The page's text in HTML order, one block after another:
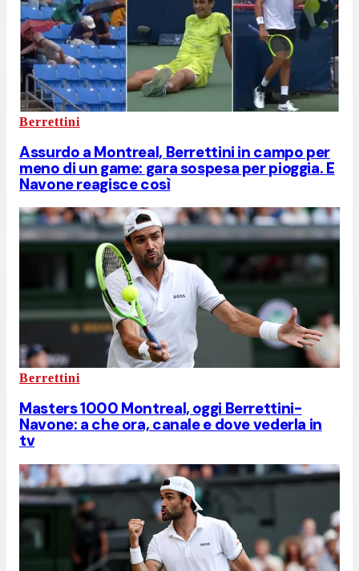
Berrettini
Assurdo a Montreal, Berrettini in campo per
meno di un game: gara sospesa per pioggia. E
Navone reagisce così
Berrettini
Masters 1000 Montreal, oggi Berrettini-
Navone: a che ora, canale e dove vederla in
tv